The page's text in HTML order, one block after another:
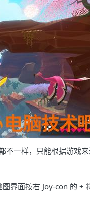
不一样，只能根据游戏
界面按右 Joy-con 的 +